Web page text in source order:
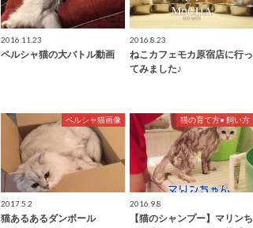
2016.11.23
ペルシャ猫の大バトル動画
2016.8.23
ねこカフェモカ原宿店に行っ
てみました♪
ペルシャ猫画像
2017.5.2
猫あるあるダンボール
猫の育て方• 飼い方
2016.9.8
【猫のシャンプー】マリンち